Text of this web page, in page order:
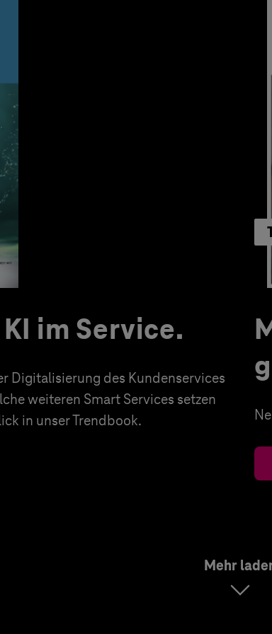
im Service.
Digitalisierung des Kundenservices
weiteren Smart Services setzen
in unser Trendbook.
Mehr